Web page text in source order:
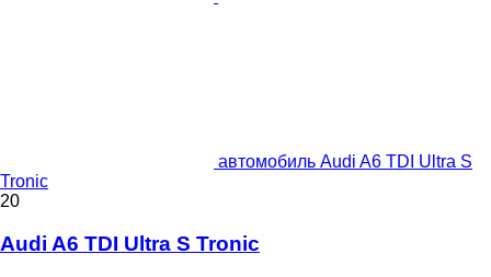
автомобиль Audi A6 TDI Ultra S
Tronic
20
Audi A6 TDI Ultra S Tronic